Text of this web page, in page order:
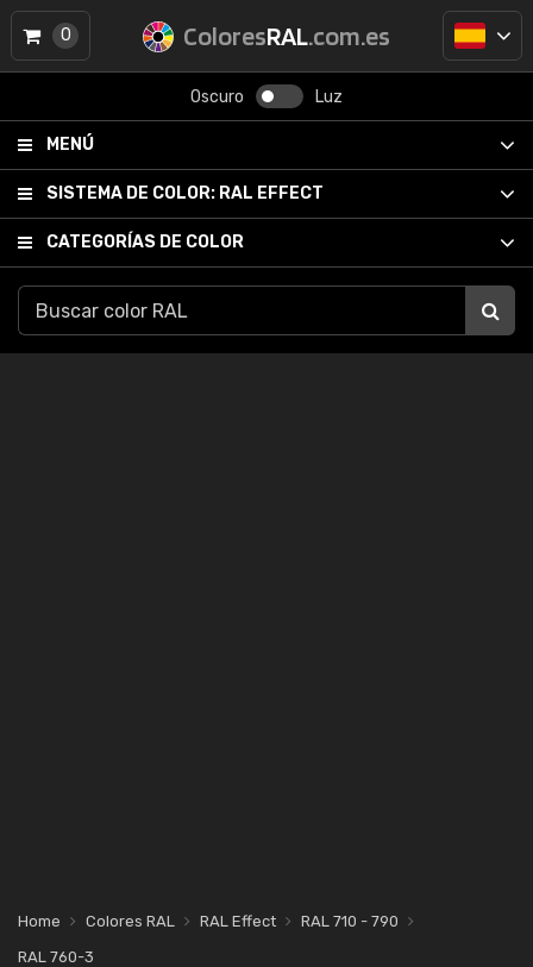
ColoresRAL.com.es
Oscuro Luz
MENÚ
SISTEMA DE COLOR: RAL EFFECT
CATEGORÍAS DE COLOR
0
Home Colores RAL RAL Effect
RAL 710 - 790
RAL 760-3